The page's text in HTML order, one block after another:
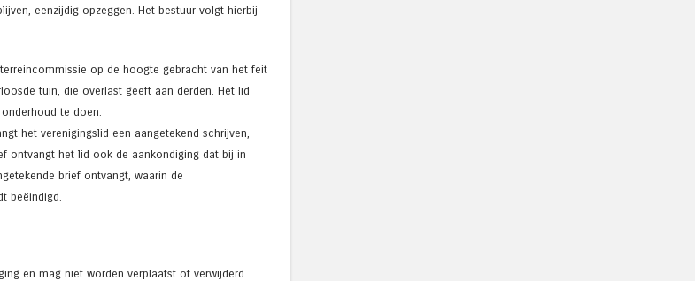
eenzijdig opzeggen. Het bestuur volgt hierbij
op de hoogte gebracht van het feit
tuin, die overlast geeft aan derden. Het lid
te doen.
het verenigingslid een aangetekend schrijven,
ontvangt het lid ook de aankondiging dat bij in
brief ontvangt, waarin de
beëindigd.
en mag niet worden verplaatst of verwijderd.